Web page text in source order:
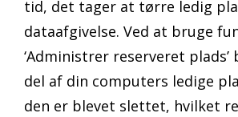
tid, det tager at tørre ledig
dataafgivelse. Ved at bruge
‘Administrer reserveret plads’
del af din computers ledige
den er blevet slettet, hvilket